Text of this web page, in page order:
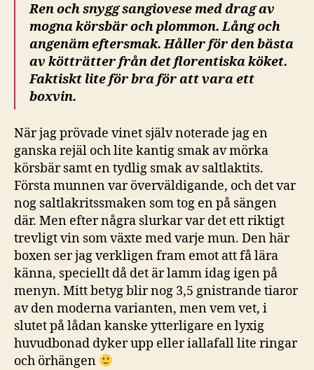
Ren och snygg sangiovese med drag av
mogna körsbär och plommon. Lång och
angenäm eftersmak. Håller för den bästa
av kötträtter från det florentiska köket.
Faktiskt lite för bra för att vara ett
boxvin.
När jag prövade vinet själv noterade jag en
ganska rejäl och lite kantig smak av mörka
körsbär samt en tydlig smak av saltlaktits.
Första munnen var överväldigande, och det var
nog saltlakritssmaken som tog en på sängen
där. Men efter några slurkar var det ett riktigt
trevligt vin som växte med varje mun. Den här
boxen ser jag verkligen fram emot att få lära
känna, speciellt då det är lamm idag igen på
menyn. Mitt betyg blir nog 3,5 gnistrande tiaror
av den moderna varianten, men vem vet, i
slutet på lådan kanske ytterligare en lyxig
huvudbonad dyker upp eller iallafall lite ringar
och örhängen